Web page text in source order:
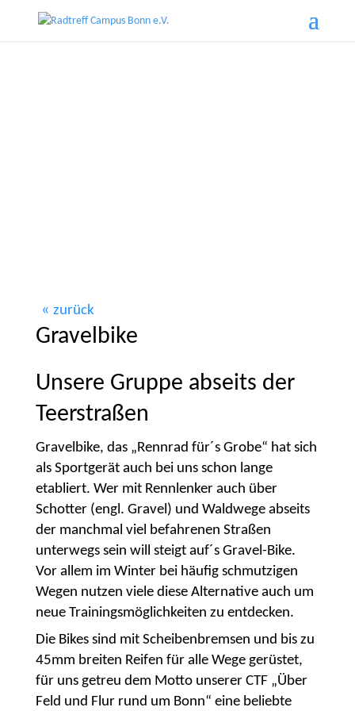
zurück
Gravelbike
Unsere Gruppe abseits der
Teerstraßen
Gravelbike, das „Rennrad für´s Grobe“ hat sich
als Sportgerät auch bei uns schon lange
etabliert. Wer mit Rennlenker auch über
Schotter (engl. Gravel) und Waldwege abseits
der manchmal viel befahrenen Straßen
unterwegs sein will steigt auf´s Gravel-Bike.
Vor allem im Winter bei häufig schmutzigen
Wegen nutzen viele diese Alternative auch um
neue Trainingsmöglichkeiten zu entdecken.
Die Bikes sind mit Scheibenbremsen und bis zu
45mm breiten Reifen für alle Wege gerüstet,
für uns getreu dem Motto unserer CTF „Über
Feld und Flur rund um Bonn“ eine beliebte